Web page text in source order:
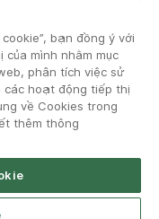
Open App
bạn đồng ý với
mình nhằm mục
phân tích việc sử
các hoạt động tiếp thị
về Cookies trong
thêm thông